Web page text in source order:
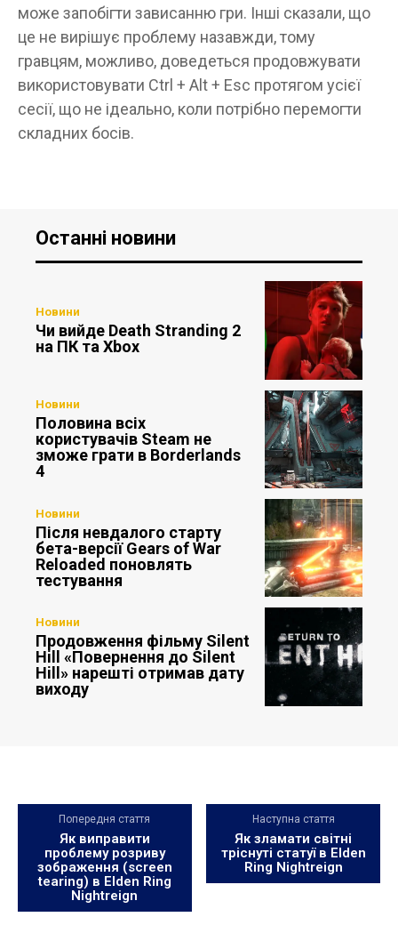
може запобігти зависанню гри. Інші сказали, що
це не вирішує проблему назавжди, тому
гравцям, можливо, доведеться продовжувати
використовувати Ctrl + Alt + Esc протягом усієї
сесії, що не ідеально, коли потрібно перемогти
складних босів.
Останні новини
Новини
Чи вийде Death Stranding 2
на ПК та Xbox
Новини
Половина всіх
користувачів Steam не
зможе грати в Borderlands
4
Новини
Після невдалого старту
бета-версії Gears of War
Reloaded поновлять
тестування
Новини
Продовження фільму Silent
Hill «Повернення до Silent
Hill» нарешті отримав дату
виходу
Попередня стаття
Як виправити
проблему розриву
зображення (screen
tearing) в Elden Ring
Nightreign
Наступна стаття
Як зламати світні
тріснуті статуї в Elden
Ring Nightreign